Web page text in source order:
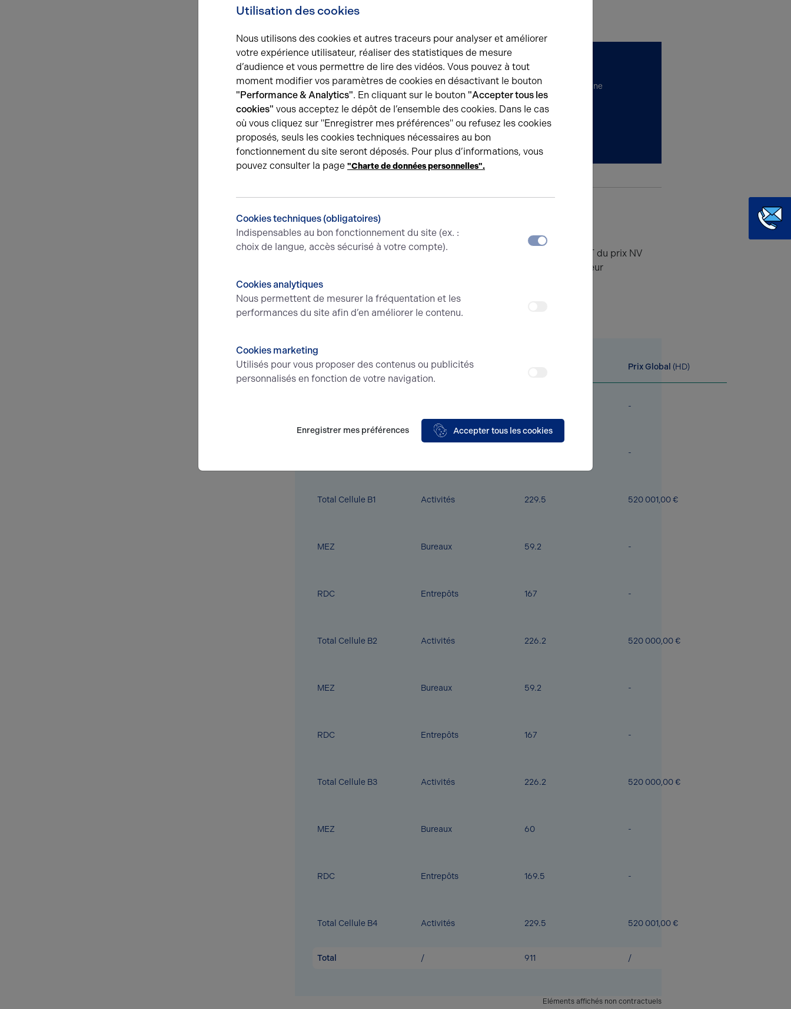
Haut. libre max. ss poutre : 9,5 m
Une question ?
L’équipe Arthur Loyd Oise està votre écouteet vous accompagne
le long de votre recherche.
Demander plus d'informations
Conditions financières et dispositions
TypeBureaux
6% HT du prix NV
à la charge de l'acquéreur
Conditions particulières à la vente
Place de stationnement en sus : 8
000 euros HT
Étage Type Prix Global (HD)
-
-
Total Cellule B1 Activités 229.5 520 001,00 €
MEZ Bureaux 59.2 -
RDC Entrepôts 167 -
Total Cellule B2 Activités 226.2 520 000,00 €
MEZ Bureaux 59.2 -
RDC Entrepôts 167 -
Total Cellule B3 Activités 226.2 520 000,00 €
MEZ Bureaux 60 -
RDC Entrepôts 169.5 -
Total Cellule B4 Activités 229.5 520 001,00 €
Total / 911 /
Eléments affichés non contractuels
Utilisation des cookies
Nous utilisons des cookies et autres traceurs pour analyser et améliorer
votre expérience utilisateur, réaliser des statistiques de mesure
d’audience et vous permettre de lire des vidéos. Vous pouvez à tout
moment modifier vos paramètres de cookies en désactivant le bouton
"Performance & Analytics". En cliquant sur le bouton "Accepter tous les
cookies" vous acceptez le dépôt de l’ensemble des cookies. Dans le cas
où vous cliquez sur "Enregistrer mes préférences" ou refusez les cookies
proposés, seuls les cookies techniques nécessaires au bon
fonctionnement du site seront déposés. Pour plus d’informations, vous
pouvez consulter la page "Charte de données personnelles".
Cookies techniques (obligatoires)
Indispensables au bon fonctionnement du site (ex. :
choix de langue, accès sécurisé à votre compte).
Cookies analytiques
Nous permettent de mesurer la fréquentation et les
performances du site afin d’en améliorer le contenu.
Cookies marketing
Utilisés pour vous proposer des contenus ou publicités
personnalisés en fonction de votre navigation.
Enregistrer mes préférences Accepter tous les cookies